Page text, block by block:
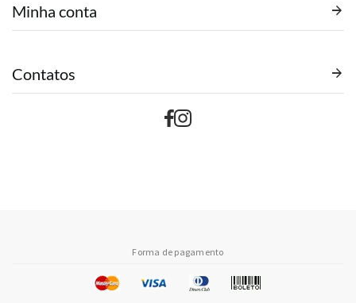
Minha conta
Contatos
Forma de pagamento